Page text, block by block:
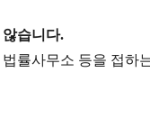
습니다.
법률사무소 등을 접하